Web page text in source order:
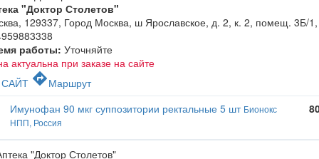
"Доктор Столетов"
129337, Город Москва, ш Ярославское, д. 2, к. 2, помещ. 3Б/1 ,
работы: Уточняйте
актуальна при заказе на сайте
САЙТ directionsМаршрут
Имунофан 90 мкг суппозитории ректальные 5 шт Бионокс
НПП, Россия